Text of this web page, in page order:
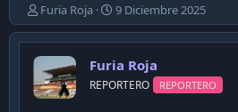
E
m
p
e
z
ó
Furia Roja
F
e
c
h
a
d
9 Diciembre 2025
Furia Roja
REPORTERO REPORTERO